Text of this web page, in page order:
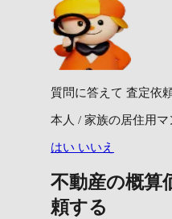
質問に答えて 査定依
本人 / 家族の居住用マ
はい いいえ
不動産の概算
頼する